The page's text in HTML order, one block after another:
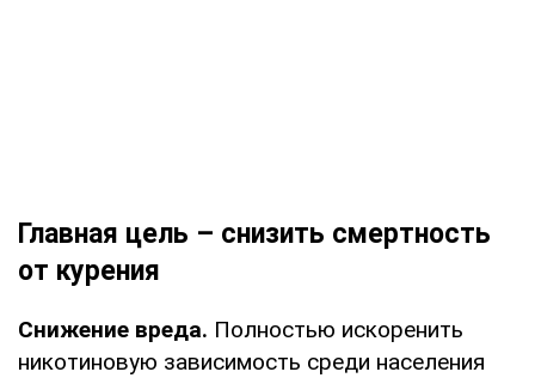
Главная цель – снизить смертность
от курения
Снижение вреда. Полностью искоренить
никотиновую зависимость среди населения